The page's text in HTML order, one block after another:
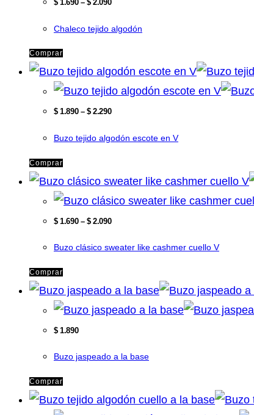
$1.690–$2.090
Chaleco tejido algodón
Comprar
$1.890–$2.290
Buzo tejido algodón escote en V
Comprar
$1.690–$2.090
Buzo clásico sweater like cashmer cuello V
Comprar
$1.890
Buzo jaspeado a la base
Comprar